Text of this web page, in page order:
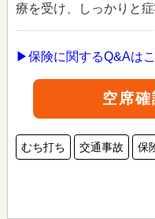
療を受け、しっかりと
▶保険に関するQ&Aは
空席
むち打ち 交通事故 保